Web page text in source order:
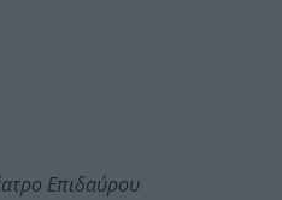
Επιδαύρου